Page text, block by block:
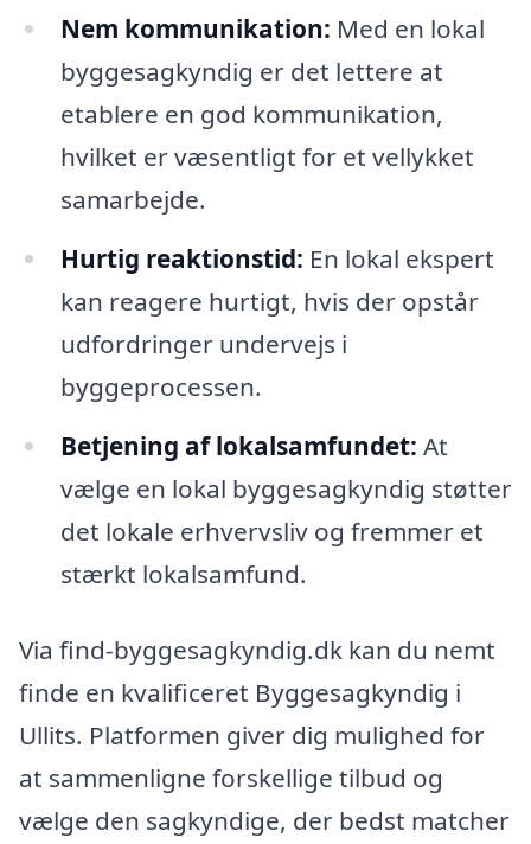
Nem kommunikation: Med en lokal
byggesagkyndig er det lettere at
etablere en god kommunikation,
hvilket er væsentligt for et vellykket
samarbejde.
Hurtig reaktionstid: En lokal ekspert
kan reagere hurtigt, hvis der opstår
udfordringer undervejs i
byggeprocessen.
Betjening af lokalsamfundet: At
vælge en lokal byggesagkyndig støtter
det lokale erhvervsliv og fremmer et
stærkt lokalsamfund.
Via find-byggesagkyndig.dk kan du nemt
finde en kvalificeret Byggesagkyndig i
Ullits. Platformen giver dig mulighed for
at sammenligne forskellige tilbud og
vælge den sagkyndige, der bedst matcher